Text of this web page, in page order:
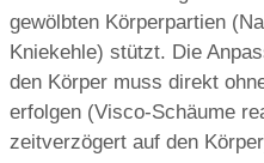
gewölbten Körperpartien
Kniekehle) stützt. Die
den Körper muss direkt
erfolgen (Visco-Schäume
zeitverzögert auf den